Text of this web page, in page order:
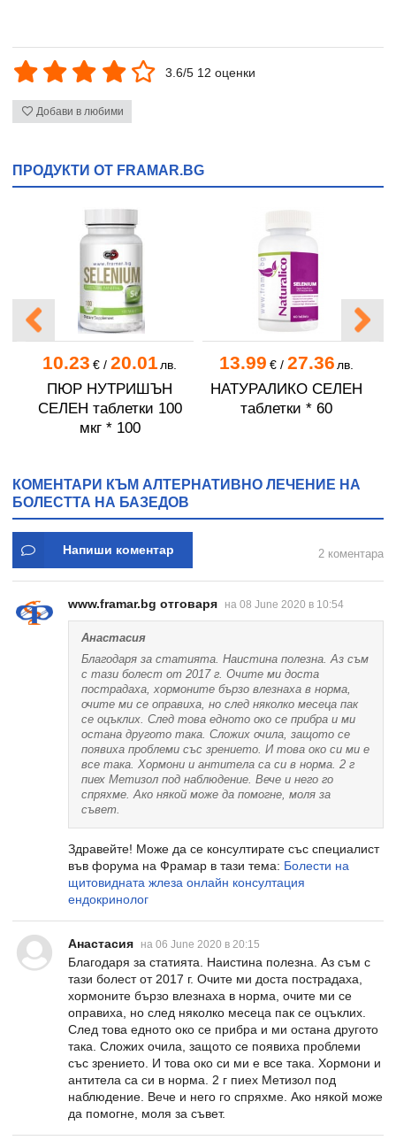
3.6/5 12 оценки
Добави в любими
ПРОДУКТИ ОТ FRAMAR.BG
10.23 €/ 20.01 лв.
ПЮР НУТРИШЪН
СЕЛЕН таблетки 100
мкг * 100
13.99 €/ 27.36 лв.
НАТУРАЛИКО СЕЛЕН
таблетки * 60
КОМЕНТАРИ КЪМ АЛТЕРНАТИВНО ЛЕЧЕНИЕ НА
БОЛЕСТТА НА БАЗЕДОВ
Напиши коментар 2 коментара
www.framar.bg отговаря на 08 June 2020 в 10:54
Анастасия
Благодаря за статията. Наистина полезна. Аз съм
с тази болест от 2017 г. Очите ми доста
пострадаха, хормоните бързо влезнаха в норма,
очите ми се оправиха, но след няколко месеца пак
се оцъклих. След това едното око се прибра и ми
остана другото така. Сложих очила, защото се
появиха проблеми със зрението. И това око си ми е
все така. Хормони и антитела са си в норма. 2 г
пиех Метизол под наблюдение. Вече и него го
спряхме. Ако някой може да помогне, моля за
съвет.
Здравейте! Може да се консултирате със специалист
във форума на Фрамар в тази тема: Болести на
щитовидната жлеза онлайн консултация
ендокринолог
Анастасия на 06 June 2020 в 20:15
Благодаря за статията. Наистина полезна. Аз съм с
тази болест от 2017 г. Очите ми доста пострадаха,
хормоните бързо влезнаха в норма, очите ми се
оправиха, но след няколко месеца пак се оцъклих.
След това едното око се прибра и ми остана другото
така. Сложих очила, защото се появиха проблеми
със зрението. И това око си ми е все така. Хормони и
антитела са си в норма. 2 г пиех Метизол под
наблюдение. Вече и него го спряхме. Ако някой може
да помогне, моля за съвет.